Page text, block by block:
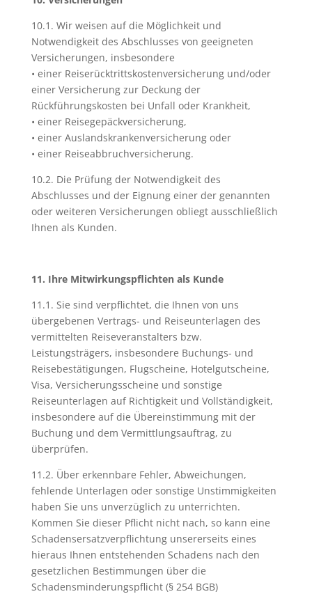
10.1. Wir weisen auf die Möglichkeit und
Notwendigkeit des Abschlusses von geeigneten
Versicherungen, insbesondere
• einer Reiserücktrittskostenversicherung und/oder
einer Versicherung zur Deckung der
Rückführungskosten bei Unfall oder Krankheit,
• einer Reisegepäckversicherung,
• einer Auslandskrankenversicherung oder
• einer Reiseabbruchversicherung.
10.2. Die Prüfung der Notwendigkeit des
Abschlusses und der Eignung einer der genannten
oder weiteren Versicherungen obliegt ausschließlich
Ihnen als Kunden.
11. Ihre Mitwirkungspflichten als Kunde
11.1. Sie sind verpflichtet, die Ihnen von uns
übergebenen Vertrags- und Reiseunterlagen des
vermittelten Reiseveranstalters bzw.
Leistungsträgers, insbesondere Buchungs- und
Reisebestätigungen, Flugscheine, Hotelgutscheine,
Visa, Versicherungsscheine und sonstige
Reiseunterlagen auf Richtigkeit und Vollständigkeit,
insbesondere auf die Übereinstimmung mit der
Buchung und dem Vermittlungsauftrag, zu
überprüfen.
11.2. Über erkennbare Fehler, Abweichungen,
fehlende Unterlagen oder sonstige Unstimmigkeiten
haben Sie uns unverzüglich zu unterrichten.
Kommen Sie dieser Pflicht nicht nach, so kann eine
Schadensersatzverpflichtung unsererseits eines
hieraus Ihnen entstehenden Schadens nach den
gesetzlichen Bestimmungen über die
Schadensminderungspflicht (§ 254 BGB)